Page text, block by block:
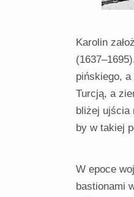
Karolin
pińskiego, a
Turcją, a
bliżej ujścia
by w takiej
W epoce
bastionami